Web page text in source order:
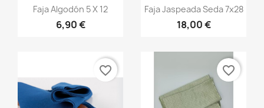
Vista rápida
+20
Faja Algodón 5 X 12
6,90 €
Vista rápida
+13
Faja Jaspeada Seda 7x28
18,00 €
favorite_border favorite_border